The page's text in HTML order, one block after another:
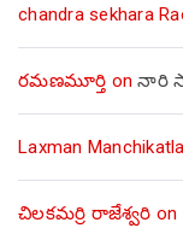
chandra sekhara
రమణమూర్తి onనారి
Laxman Manchikatla
చిలకమర్రి రాజేశ్వరి on